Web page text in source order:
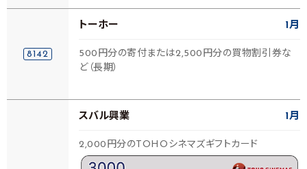
8142
トーホー 1月
500円分の寄付または2,500円分の買物割引券な
ど（長期）
スバル興業 1月
2,000円分のTOHOシネマズギフトカード